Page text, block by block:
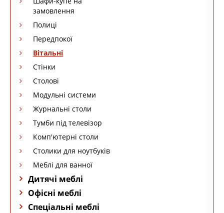
замовлення
Полиці
Передпокої
Вітальні
Стінки
Столові
Модульні системи
Журнальні столи
Тумби під телевізор
Комп'ютерні столи
Столики для ноутбуків
Меблі для ванної
Дитячі меблі
Офісні меблі
Спеціальні меблі